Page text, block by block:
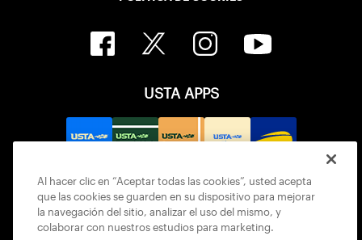
USTA APPS
Al hacer clic en “Aceptar todas las cookies”, usted acepta
que las cookies se guarden en su dispositivo para mejorar
la navegación del sitio, analizar el uso del mismo, y
colaborar con nuestros estudios para marketing.